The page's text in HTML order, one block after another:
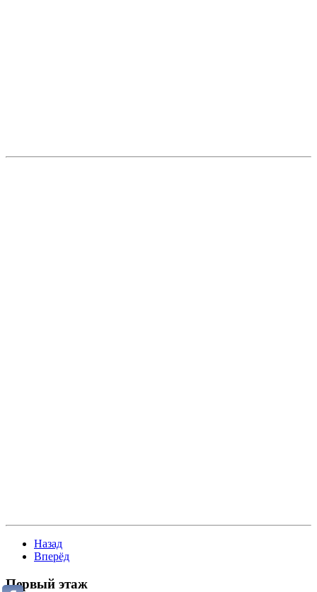
Назад
Вперёд
Первый этаж